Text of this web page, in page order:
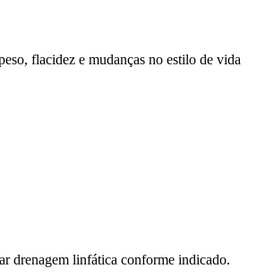
flacidez e mudanças no estilo de vida
drenagem linfática conforme indicado.